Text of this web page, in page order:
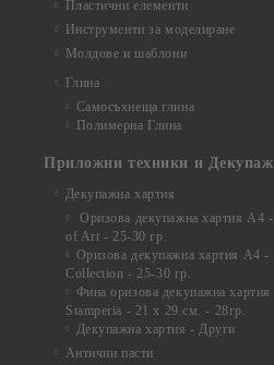
Пластични елементи
Инструменти за моделиране
Молдове и шаблони
Глина
Самосъхнеща глина
Полимерна Глина
Приложни техники и Декупаж
Декупажна хартия
Оризова декупажна хартия А4
of Art - 25-30 гр.
Оризова декупажна хартия А4 -
Collection - 25-30 гр.
Фина оризова декупажна хартия
Stamperia - 21 х 29.см. - 28гр.
Декупажна хартия - Други
Антични пасти